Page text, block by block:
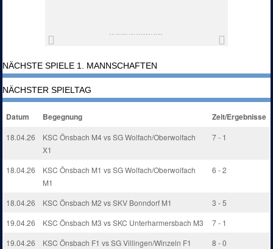
NÄCHSTE SPIELE 1. MANNSCHAFTEN
NÄCHSTER SPIELTAG
Datum Begegnung Zeit/Ergebnisse
18.04.26
KSC Önsbach M4 vs SG Wolfach/Oberwolfach
X1
7 - 1
18.04.26
KSC Önsbach M1 vs SG Wolfach/Oberwolfach
M1
6 - 2
18.04.26 KSC Önsbach M2 vs SKV Bonndorf M1
3 - 5
19.04.26
KSC Önsbach M3 vs SKC Unterharmersbach M3
7 - 1
19.04.26
KSC Önsbach F1 vs SG Villingen/Winzeln F1
8 - 0